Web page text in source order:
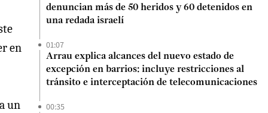
en
un
denuncian más de 50 heridos y 60 detenidos en
una redada israelí
01:07
Arrau explica alcances del nuevo estado de
excepción en barrios: incluye restricciones al
tránsito e interceptación de telecomunicaciones
00:35